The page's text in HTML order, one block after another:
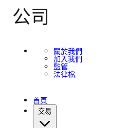
公司
關於我們
加入我們
監管
法律檔
首頁
交易